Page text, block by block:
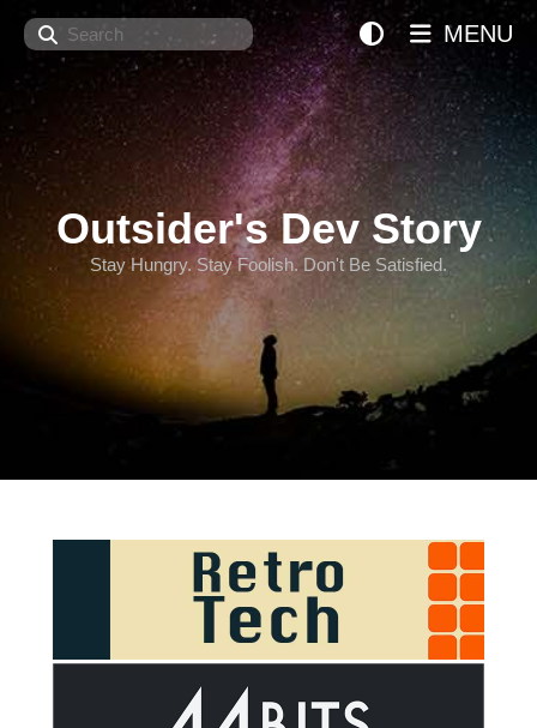
Search
Outsider's Dev Story
Stay Hungry. Stay Foolish. Don't Be Satisfied.
MENU